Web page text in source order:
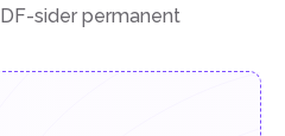
sider permanent